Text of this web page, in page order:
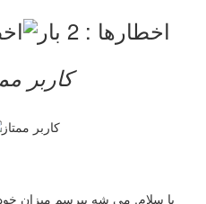
کاربر
با سلام. می شه بپرسم میزان